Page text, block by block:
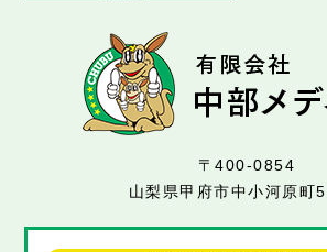
〒400-0854
山梨県甲府市中小河原町